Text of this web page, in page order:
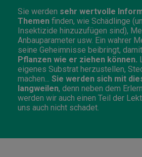
Sie werden sehr wertvolle
Themen finden, wie Schädlinge
Insektizide hinzuzufügen sind),
Anbauparameter usw. Ein wahrer
seine Geheimnisse beibringt,
Pflanzen wie er ziehen können.
eigenes Substrat herzustellen,
machen... Sie werden sich mit
langweilen, denn neben dem
werden wir auch einen Teil der
uns auch nicht schadet.